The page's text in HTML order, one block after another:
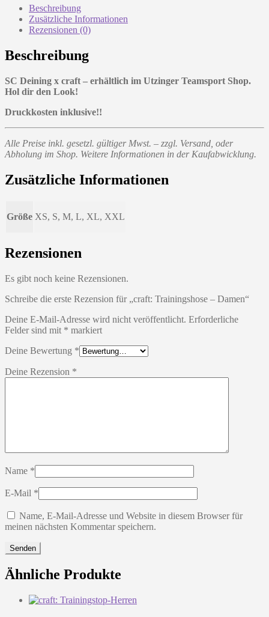
Beschreibung
Zusätzliche Informationen
Rezensionen (0)
Beschreibung
SC Deining x craft – erhältlich im Utzinger Teamsport Shop.
Hol dir den Look!
Druckkosten inklusive!!
Alle Preise inkl. gesetzl. gültiger Mwst. – zzgl. Versand, oder
Abholung im Shop. Weitere Informationen in der Kaufabwicklung.
Zusätzliche Informationen
Größe XS, S, M, L, XL, XXL
Rezensionen
Es gibt noch keine Rezensionen.
Schreibe die erste Rezension für „craft: Trainingshose – Damen“
Deine E-Mail-Adresse wird nicht veröffentlicht. Erforderliche
Felder sind mit * markiert
Deine Bewertung *
Deine Rezension *
Name *
E-Mail *
Name, E-Mail-Adresse und Website in diesem Browser für
meinen nächsten Kommentar speichern.
Ähnliche Produkte